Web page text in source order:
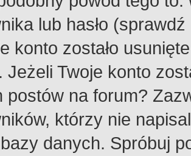
lub hasło
konto zostało
Jeżeli Twoje konto
postów na forum?
którzy nie
danych. Spróbuj